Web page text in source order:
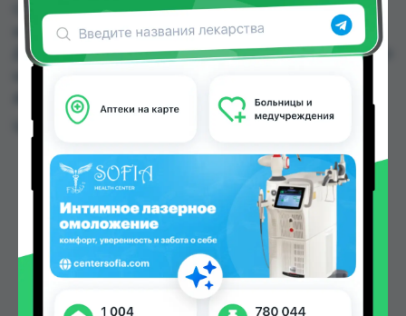
CANDESARTAN 8MG NO.28 можно купить или
заказать в аптеках, Дорухона Олмони №1,
Дорухона Олмони №2, Дорухона Олмони №3 по
других городах Таджикистана
Цена: от40.00 TJS